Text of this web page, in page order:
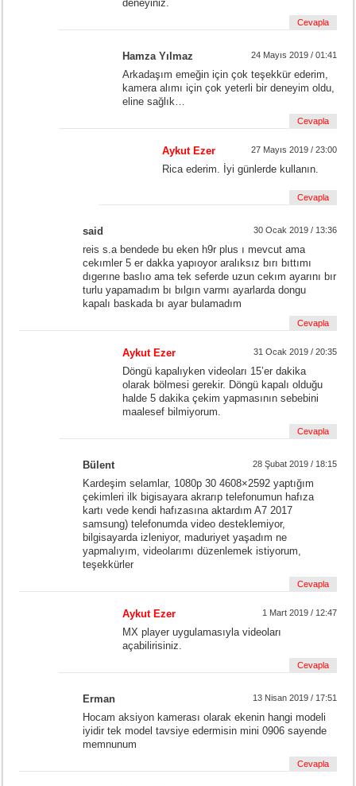
deneyiniz.
Cevapla
Hamza Yılmaz 24 Mayıs 2019 / 01:41
Arkadaşım emeğin için çok teşekkür ederim,
kamera alımı için çok yeterli bir deneyim oldu,
eline sağlık…
Cevapla
Aykut Ezer 27 Mayıs 2019 / 23:00
Rica ederim. İyi günlerde kullanın.
Cevapla
said 30 Ocak 2019 / 13:36
reis s.a bendede bu eken h9r plus ı mevcut ama
cekımler 5 er dakka yapıoyor aralıksız bırı bıttımı
dıgerıne baslıo ama tek seferde uzun cekım ayarını bır
turlu yapamadım bı bılgın varmı ayarlarda dongu
kapalı baskada bı ayar bulamadım
Cevapla
Aykut Ezer 31 Ocak 2019 / 20:35
Döngü kapalıyken videoları 15’er dakika
olarak bölmesi gerekir. Döngü kapalı olduğu
halde 5 dakika çekim yapmasının sebebini
maalesef bilmiyorum.
Cevapla
Bülent 28 Şubat 2019 / 18:15
Kardeşim selamlar, 1080p 30 4608×2592 yaptığım
çekimleri ilk bigisayara akrarıp telefonumun hafıza
kartı vede kendi hafızasına aktardım A7 2017
samsung) telefonumda video desteklemiyor,
bilgisayarda izleniyor, maduriyet yaşadım ne
yapmalıyım, videolarımı düzenlemek istiyorum,
teşekkürler
Cevapla
Aykut Ezer 1 Mart 2019 / 12:47
MX player uygulamasıyla videoları
açabilirisiniz.
Cevapla
Erman 13 Nisan 2019 / 17:51
Hocam aksiyon kamerası olarak ekenin hangi modeli
iyidir tek model tavsiye edermisin mini 0906 sayende
memnunum
Cevapla